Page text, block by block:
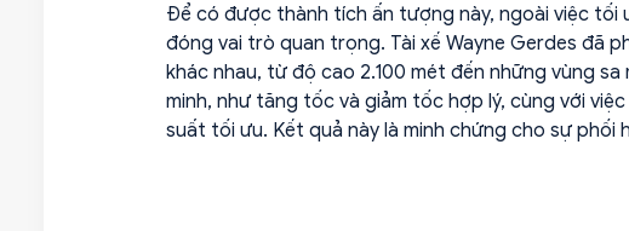
Để có được thành tích ấn tượng này, ngoài việc tối
đóng vai trò quan trọng. Tài xế Wayne Gerdes đã
khác nhau, từ độ cao 2.100 mét đến những vùng
minh, như tăng tốc và giảm tốc hợp lý, cùng với
suất tối ưu. Kết quả này là minh chứng cho sự phối